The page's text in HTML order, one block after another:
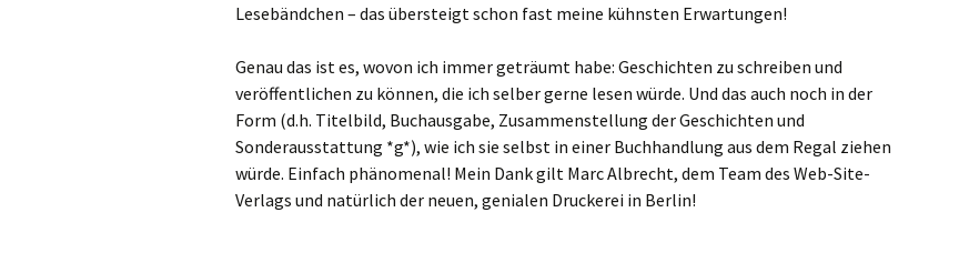
Lesebändchen – das übersteigt schon fast meine kühnsten Erwartungen!
Genau das ist es, wovon ich immer geträumt habe: Geschichten zu schreiben und
veröffentlichen zu können, die ich selber gerne lesen würde. Und das auch noch in der
Form (d.h. Titelbild, Buchausgabe, Zusammenstellung der Geschichten und
Sonderausstattung *g*), wie ich sie selbst in einer Buchhandlung aus dem Regal ziehen
würde. Einfach phänomenal! Mein Dank gilt Marc Albrecht, dem Team des Web-Site-
Verlags und natürlich der neuen, genialen Druckerei in Berlin!